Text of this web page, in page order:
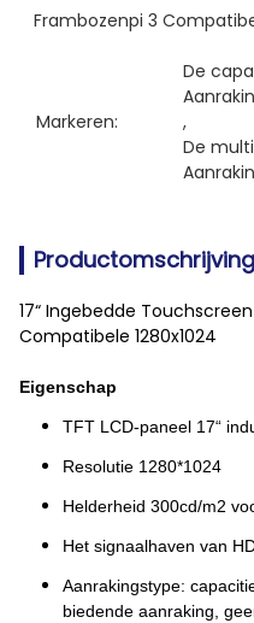
Frambozenpi 3
Markeren:
De
,
De
Productomschrijving
17“ Ingebedde
Compatibele 1280x1024
Eigenschap
TFT LCD-paneel 17“
Resolutie 1280*1024
Helderheid 300cd/m2
Het signaalhaven van
Aanrakingstype:
biedende aanraking,